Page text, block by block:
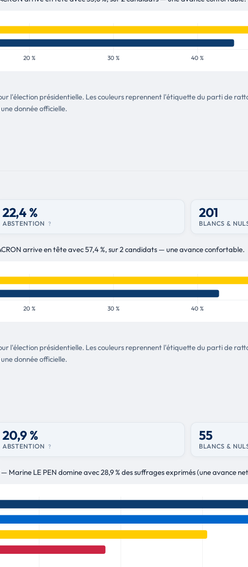
l'élection présidentielle. Les couleurs reprennent l'étiquette du parti de
donnée officielle.
22,4 %
ABSTENTION ?
201
BLANCS &
arrive en tête avec 57,4 %, sur 2 candidats — une avance confortable.
l'élection présidentielle. Les couleurs reprennent l'étiquette du parti de
donnée officielle.
20,9 %
ABSTENTION ?
55
BLANCS &
Marine LE PEN domine avec 28,9 % des suffrages exprimés (une avance